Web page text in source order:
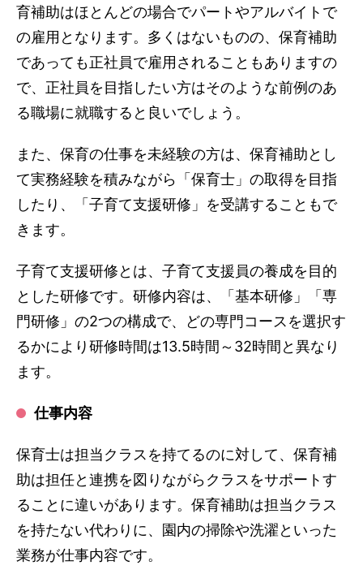
育補助はほとんどの場合でパートやアルバイトで
の雇用となります。多くはないものの、保育補助
であっても正社員で雇用されることもありますの
で、正社員を目指したい方はそのような前例のあ
る職場に就職すると良いでしょう。
また、保育の仕事を未経験の方は、保育補助とし
て実務経験を積みながら「保育士」の取得を目指
したり、「子育て支援研修」を受講することもで
きます。
子育て支援研修とは、子育て支援員の養成を目的
とした研修です。研修内容は、「基本研修」「専
門研修」の2つの構成で、どの専門コースを選択す
るかにより研修時間は13.5時間～32時間と異なり
ます。
仕事内容
保育士は担当クラスを持てるのに対して、保育補
助は担任と連携を図りながらクラスをサポートす
ることに違いがあります。保育補助は担当クラス
を持たない代わりに、園内の掃除や洗濯といった
業務が仕事内容です。